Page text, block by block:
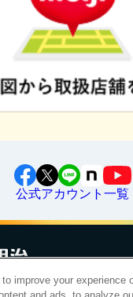
公式アカウント一覧
improve your experience